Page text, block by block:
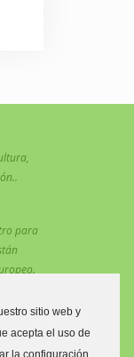
para
sitio web y
acepta el uso de
la configuración